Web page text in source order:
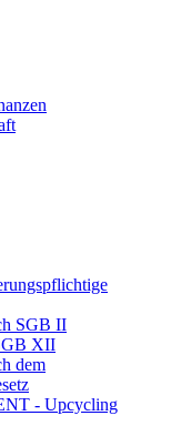
SGB II
XII
dem
- Upcycling